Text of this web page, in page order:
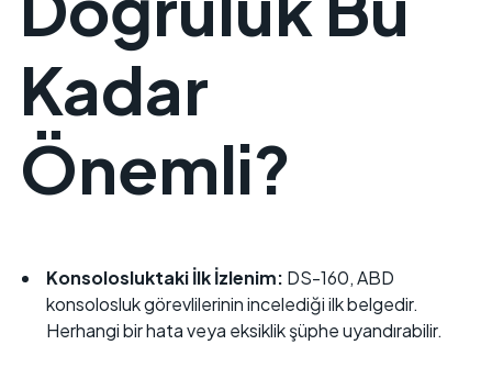
Kadar
Önemli?
Konsolosluktaki İlk İzlenim: DS-160, ABD
konsolosluk görevlilerinin incelediği ilk belgedir.
Herhangi bir hata veya eksiklik şüphe uyandırabilir.